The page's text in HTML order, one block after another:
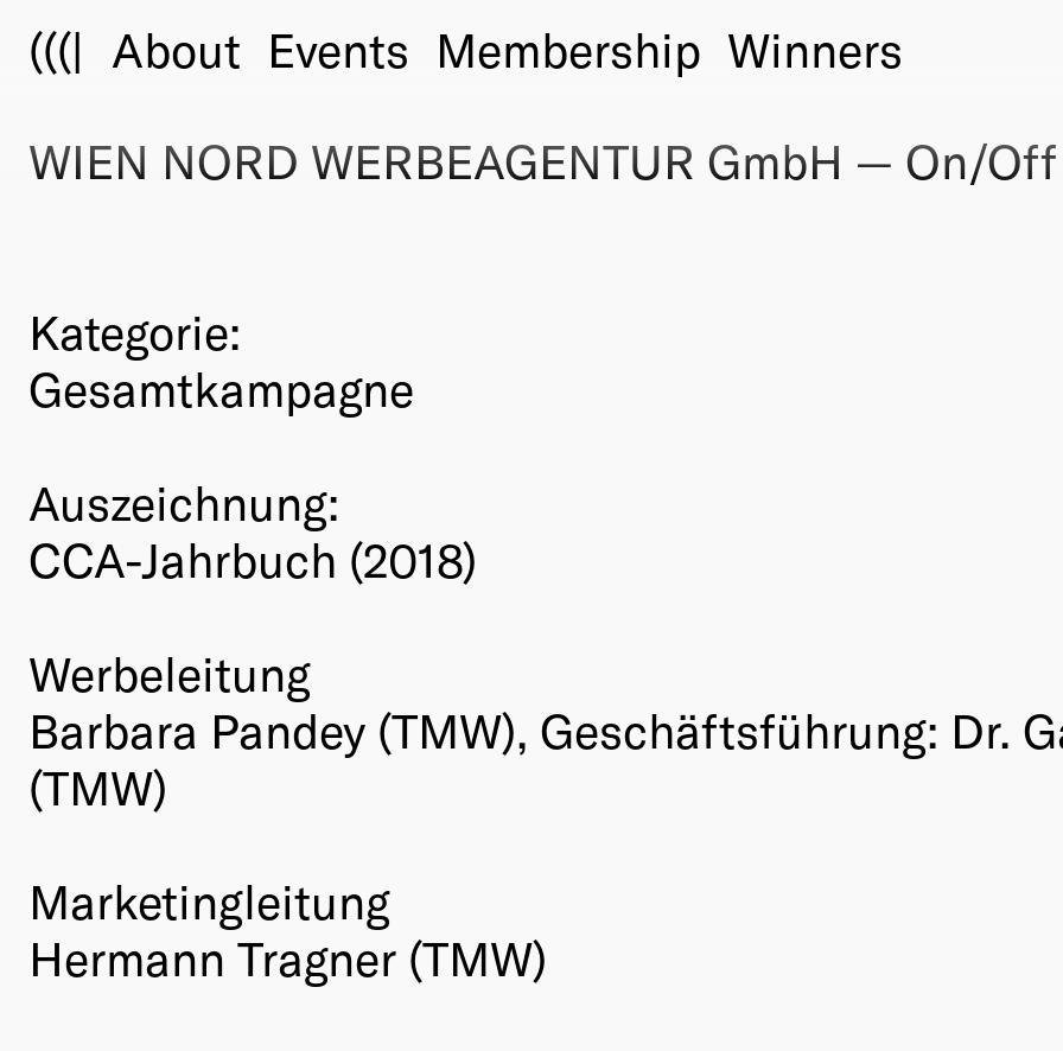
(((| About Events Membership Winners
WIEN NORD WERBEAGENTUR GmbH — On/Off
Kategorie:
Gesamtkampagne
Auszeichnung:
CCA-Jahrbuch (2018)
Werbeleitung
Barbara Pandey (TMW), Geschäftsführung: Dr.
(TMW)
Marketingleitung
Hermann Tragner (TMW)